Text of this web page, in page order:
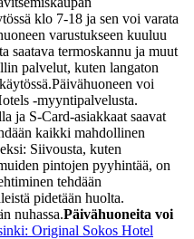
klo 7-18 ja sen voi varata
varustukseen kuuluu
saatava termoskannu ja muut
palvelut, kuten langaton
Päivähuoneen voi
-myyntipalvelusta.
ja S-Card-asiakkaat saavat
kaikki mahdollinen
Siivousta, kuten
pintojen pyyhintää, on
tehdään
pidetään huolta.
nuhassa.Päivähuoneita voi
Original Sokos Hotel